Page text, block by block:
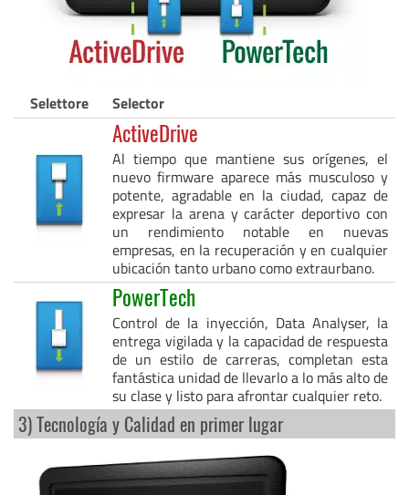
Selettore Selector
ActiveDrive
Al tiempo que mantiene sus orígenes, el
nuevo firmware aparece más musculoso y
potente, agradable en la ciudad, capaz de
expresar la arena y carácter deportivo con
un rendimiento notable en nuevas
empresas, en la recuperación y en cualquier
ubicación tanto urbano como extraurbano.
PowerTech
Control de la inyección, Data Analyser, la
entrega vigilada y la capacidad de respuesta
de un estilo de carreras, completan esta
fantástica unidad de llevarlo a lo más alto de
su clase y listo para afrontar cualquier reto.
3) Tecnología y Calidad en primer lugar